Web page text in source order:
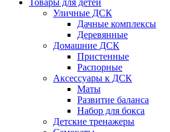
Товары для детей
Уличные ДСК
Дачные комплексы
Деревянные
Домашние ДСК
Пристенные
Распорные
Аксесcуары к ДСК
Маты
Развитие баланса
Набор для бокса
Детские тренажеры